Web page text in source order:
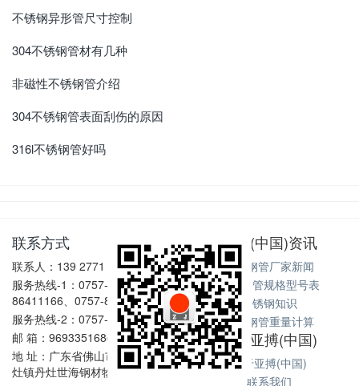
不锈钢异形管尺寸控制
304不锈钢管材有几种
非磁性不锈钢管介绍
304不锈钢管表面刮伤的原因
316l不锈钢管好吗
联系方式
联系人：139 2771 6167
服务热线-1：0757-
86411166、0757-86411128
服务热线-2：0757-86602198
邮 箱：969335168@qq.com
地 址：广东省佛山市南海区丹
灶镇丹灶世海钢材物流中心
亚搏(中国)资讯
不锈钢管厂家新闻
不锈钢管规格型号表
不锈钢知识
不锈钢管重量计算
关于亚搏(中国)
关于亚搏(中国)
联系我们